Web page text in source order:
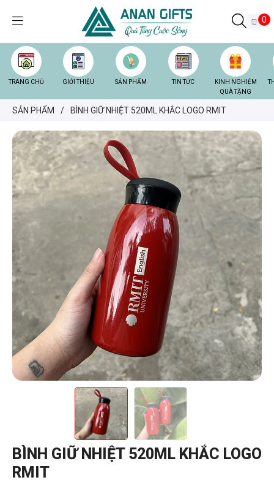
0
TRANG CHỦ GIỚI THIỆU SẢN PHẨM TIN TỨC
KINH NGHIỆM
QUÀ TẶNG
SẢN PHẨM / BÌNH GIỮ NHIỆT 520ML KHẮC LOGO RMIT
BÌNH GIỮ NHIỆT 520ML KHẮC LOGO
RMIT